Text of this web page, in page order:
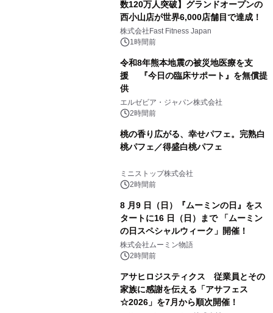
数120万人突破】グランドオープンの
西小山店が世界6,000店舗目で達成！
株式会社Fast Fitness Japan
1時間前
令和8年熊本地震の被災地医療を支
援 『今日の臨床サポート』を無償提
供
エルゼビア・ジャパン株式会社
2時間前
桃の香り広がる、幸せパフェ。完熟白
桃パフェ／得盛白桃パフェ
ミニストップ株式会社
2時間前
8 月9 日（日）『ムーミンの日』をス
タートに16 日（日）まで 「ムーミン
の日スペシャルウィーク」開催！
株式会社ムーミン物語
2時間前
アサヒロジスティクス 従業員とその
家族に感謝を伝える「アサフェス
☆2026」を7月から順次開催！